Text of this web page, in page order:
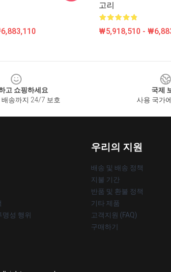
고리
₩5,918,510 -
고 쇼핑하세요
배송까지 24/7 보호
국제
사용 국가
명성 행위
우리의 지원
배송 및 배송 정책
지불 기간
반품 및 환불 정책
기타 제품
고객지원 (FAQ)
구매하기